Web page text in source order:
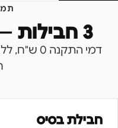
3 חבילות — לכל גודל עסק
דמי
חבילת בסיס